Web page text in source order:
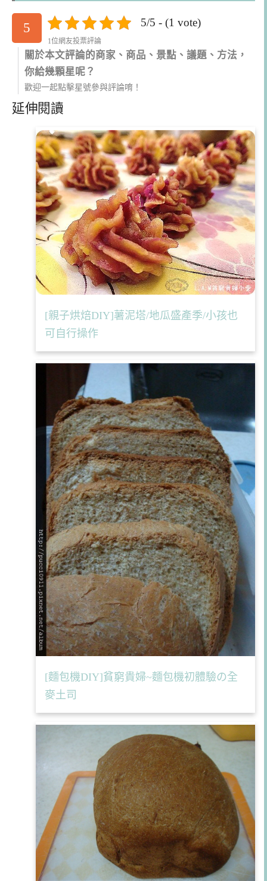
5 5/5 - (1 vote)
1位網友投票評論
關於本文評論的商家、商品、景點、議題、方法，
你給幾顆星呢？
歡迎一起點擊星號參與評論唷！
延伸閱讀
[親子烘焙DIY]薯泥塔/地瓜盛產季/小孩也
可自行操作
[麵包機DIY]貧窮貴婦~麵包機初體驗の全
麥土司